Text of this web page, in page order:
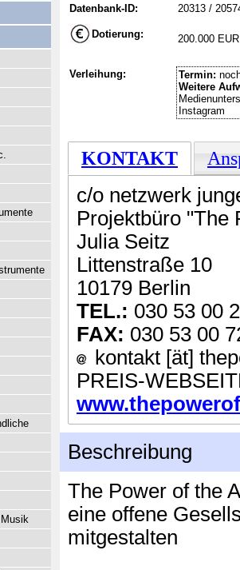
Datenbank-ID:
20313 /
Dotierung: 200.000 EUR
Verleihung: Termin:
Weitere
Instagram
KONTAKT
c/o netzwerk
Projektbüro "The
Julia Seitz
Littenstraße 10
10179 Berlin
TEL.: 030 53 00
FAX: 030 53 00
kontakt [ät]
PREIS-
Beschreibung
The Power of the
eine offene
mitgestalten